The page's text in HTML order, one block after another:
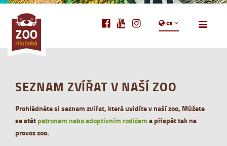
cs
SEZNAM ZVÍŘAT V NAŠÍ ZOO
Prohlédněte si seznam zvířat, která uvidíte v naší zoo, Můžete
se státpatronem nebo adoptivním rodičem a přispět tak na
provoz zoo.